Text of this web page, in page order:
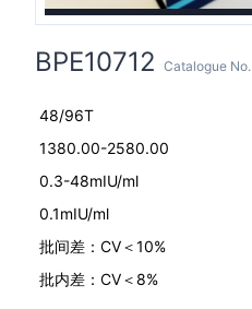
BPE10712 Catalogue No.
48/96T
1380.00-2580.00
0.3-48mIU/ml
0.1mIU/ml
批间差：CV＜10%
批内差：CV＜8%